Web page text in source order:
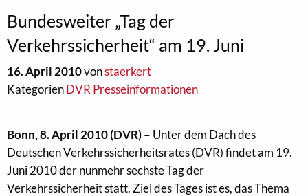
Bundesweiter „Tag der
Verkehrssicherheit“ am 19. Juni
16. April 2010vonstaerkert
KategorienDVR Presseinformationen
Bonn, 8. April 2010 (DVR) – Unter dem Dach des
Deutschen Verkehrssicherheitsrates (DVR) findet am 19.
Juni 2010 der nunmehr sechste Tag der
Verkehrssicherheit statt. Ziel des Tages ist es, das Thema